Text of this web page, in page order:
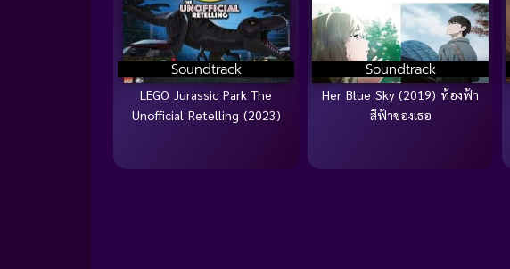
Soundtrack
LEGO Jurassic Park The
Unofficial Retelling (2023)
Soundtrack
Her Blue Sky (2019) ท้องฟ้า
สีฟ้าของเธอ